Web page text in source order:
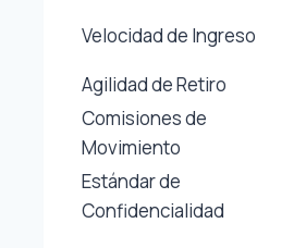
Velocidad de Ingreso
Agilidad de Retiro
Comisiones de
Movimiento
Estándar de
Confidencialidad